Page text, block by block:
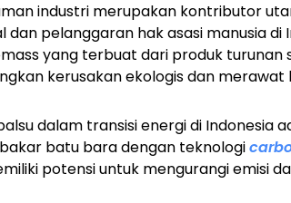
industri merupakan kontributor
pelanggaran hak asasi manusia di
yang terbuat dari produk turunan
kerusakan ekologis dan merawat
dalam transisi energi di Indonesia
batu bara dengan teknologi
potensi untuk mengurangi emisi